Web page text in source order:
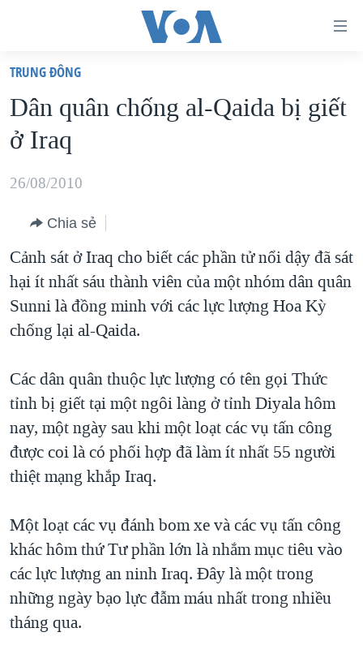
truy
cập
Tới
dung
chính
điều
hướng
chính
Đi
"Tìm"
VIỆT NAM
HOA KỲ
BIỂN ĐÔNG
BLOG
DIỄN ĐÀN
MỤC
TỰ DO BÁO CHÍ
NGƯỜI VIỆT HẢI NGOẠI
ĐỜI SỐNG
KINH TẾ
KHOA HỌC
VĂN HOÁ
THỂ THAO
GIÁO DỤC
CHUYÊN ĐỀ
HÀNH TRÌNH BẦU CỬ 2024
MỘT NĂM CHIẾN TRANH TẠI DẢI GAZA
GIẢI MÃ VÀNH ĐAI & CON ĐƯỜNG
NGÀY TỊ NẠN THẾ GIỚI
GROUND ZERO – XƯA VÀ NAY
CHI PHÍ CHIẾN TRANH AFGHANISTAN
CÁC GIÁ TRỊ CỘNG HÒA Ở VIỆT NAM
THƯỢNG ĐỈNH TRUMP-KIM TẠI VIỆT NAM
VIDEO
NGHE
MẠNG XÃ HỘI
Ngôn ngữ khác
TRUNG ÐÔNG
Dân quân chống al-Qaida bị giết
ở Iraq
26/08/2010
Chia sẻ
Cảnh sát ở Iraq cho biết các phần tử nổi dậy đã sát
hại ít nhất sáu thành viên của một nhóm dân quân
Sunni là đồng minh với các lực lượng Hoa Kỳ
chống lại al-Qaida.
Các dân quân thuộc lực lượng có tên gọi Thức
tỉnh bị giết tại một ngôi làng ở tỉnh Diyala hôm
nay, một ngày sau khi một loạt các vụ tấn công
được coi là có phối hợp đã làm ít nhất 55 người
thiệt mạng khắp Iraq.
Một loạt các vụ đánh bom xe và các vụ tấn công
khác hôm thứ Tư phần lớn là nhắm mục tiêu vào
các lực lượng an ninh Iraq. Đây là một trong
những ngày bạo lực đẫm máu nhất trong nhiều
tháng qua.